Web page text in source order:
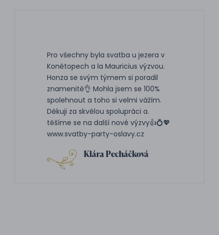
Pro všechny byla svatba u jezera v
Konětopech a la Mauricius výzvou.
Honza se svým týmem si poradil
znamenitě👌 Mohla jsem se 100%
spolehnout a toho si velmi vážím.
Děkuji za skvělou spolupráci a.
těšíme se na další nové výzvy👍💍💖
www.svatby-party-oslavy.cz
Klára Pecháčková